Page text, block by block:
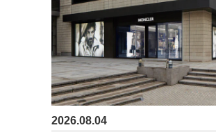
2026.08.04